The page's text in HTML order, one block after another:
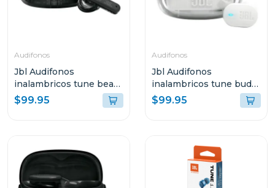
Audifonos
Jbl Audifonos
inalambricos tune beam
2 bluetooth negro ghost
tbeam2
$99.95
Audifonos
Jbl Audifonos
inalambricos tune buds
2 bluetooth blanco
ghost tbuds2
$99.95